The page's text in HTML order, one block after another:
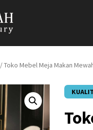
/ Toko Mebel Meja Makan